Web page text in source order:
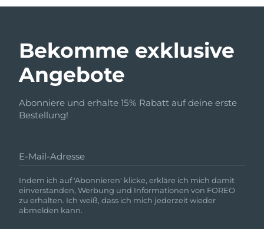
Bekomme exklusive
Angebote
Abonniere und erhalte 15% Rabatt auf deine erste
Bestellung!
E-Mail-Adresse
Indem ich auf 'Abonnieren' klicke, erkläre ich mich damit
einverstanden, Werbung und Informationen von FOREO
zu erhalten. Ich weiß, dass ich mich jederzeit wieder
abmelden kann.